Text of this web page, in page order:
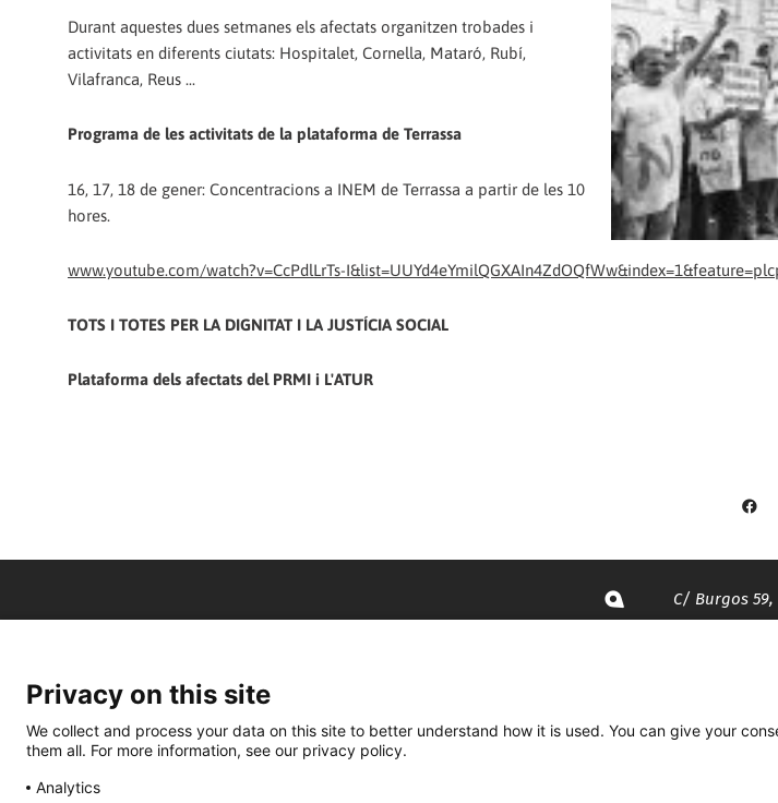
Durant aquestes dues setmanes els afectats organitzen trobades i
activitats en diferents ciutats: Hospitalet, Cornella, Mataró, Rubí,
Vilafranca, Reus ...
Programa de les activitats de la plataforma de Terrassa
16, 17, 18 de gener: Concentracions a INEM de Terrassa a partir de les 10
hores.
www.youtube.com/watch?v=CcPdlLrTs-
TOTS I TOTES PER LA DIGNITAT I LA JUSTÍCIA SOCIAL
Plataforma dels afectats del PRMI i L'ATUR
C/ Burgos
935 120 481
Privacy on this site
We collect and process your data on this site to better understand how it is used. You can give your
them all. For more information, see our privacy policy.
Analytics